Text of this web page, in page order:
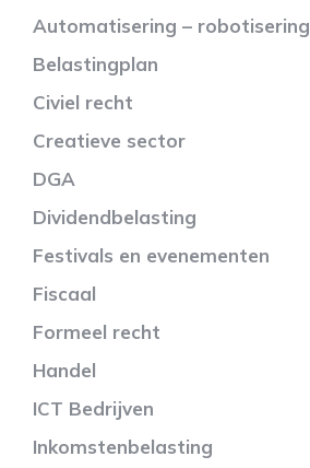
Automatisering – robotisering
Belastingplan
Civiel recht
Creatieve sector
DGA
Dividendbelasting
Festivals en evenementen
Fiscaal
Formeel recht
Handel
ICT Bedrijven
Inkomstenbelasting